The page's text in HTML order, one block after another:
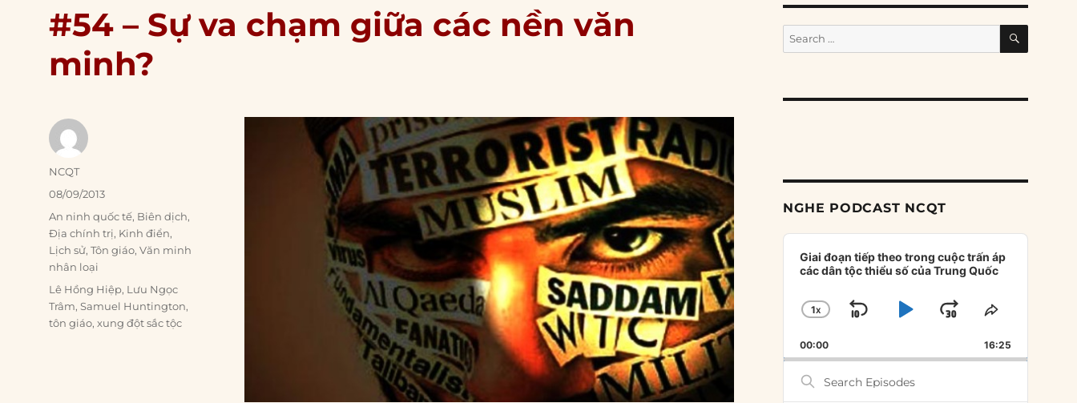
#54 – Sự va chạm giữa các nền văn
minh?
Author
NCQT
Posted
08/09/2013
Categories
An ninh quốc tế, Biên dịch,
Địa chính trị, Kinh điển,
Lịch sử,Tôn giáo,Văn minh
nhân loại
Tags
Lê Hồng Hiệp, Lưu Ngọc
Trâm,Samuel Huntington,
tôn giáo,xung đột sắc tộc
Search
for:
SEARCH
NGHE PODCAST NCQT
Audio
Player
Giai đoạn tiếp theo trong cuộc trấn áp
các dân tộc thiểu số của Trung Quốc
CHANGE
RATE
1X
SKIP
BACKWARD
PLAYJUMP
FORWARD
SHARE
EPISODE
00:00 16:25
Search
Episodes